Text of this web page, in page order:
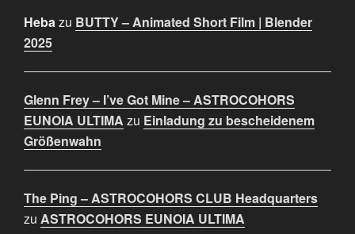
Hebazu BUTTY – Animated Short Film | Blender
2025
Glenn Frey – I’ve Got Mine – ASTROCOHORS
EUNOIA ULTIMA zu Einladung zu bescheidenem
Größenwahn
The Ping – ASTROCOHORS CLUB Headquarters
zu ASTROCOHORS EUNOIA ULTIMA